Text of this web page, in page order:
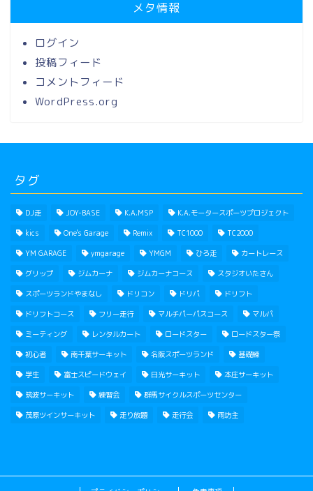
メタ情報
ログイン
投稿フィード
コメントフィード
WordPress.org
タグ
DJ走 JOY-BASE K.A.MSP K.A.モータースポーツプロジェクト
kics One's Garage Remix TC1000 TC2000
YM GARAGE ymgarage YMGM ひろ走 カートレース
グリップ ジムカーナ ジムカーナコース スタジオいたさん
スポーツランドやまなし ドリコン ドリパ ドリフト
ドリフトコース フリー走行 マルチパーパスコース マルパ
ミーティング レンタルカート ロードスター ロードスター祭
初心者 南千葉サーキット 名阪スポーツランド 基礎練
学生 富士スピードウェイ 日光サーキット 本庄サーキット
筑波サーキット 練習会 群馬サイクルスポーツセンター
茂原ツインサーキット 走り放題 走行会 雨坊主